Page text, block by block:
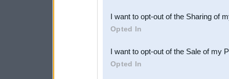
Downstream Participants
third parties.
I want to opt-out of the Sharing of
Opted In
I want to opt-out of the Sale of my
Opted In